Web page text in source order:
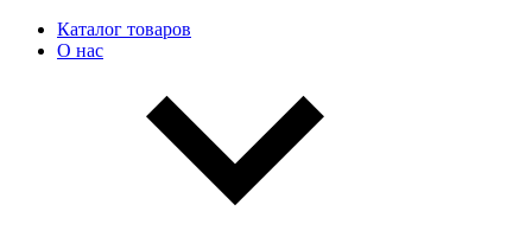
Каталог товаров
О нас